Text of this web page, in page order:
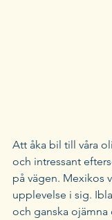
Att åka bil till våra
och intressant
på vägen. Mexikos
upplevelse i sig.
och ganska